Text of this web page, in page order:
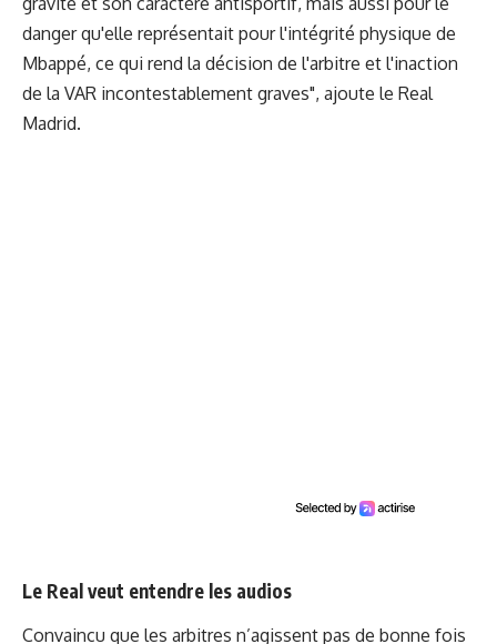
danger qu'elle représentait pour l'intégrité physique de
Mbappé, ce qui rend la décision de l'arbitre et l'inaction
de la VAR incontestablement graves", ajoute le Real
Madrid.
Le Real veut entendre les audios
Convaincu que les arbitres n’agissent pas de bonne fois